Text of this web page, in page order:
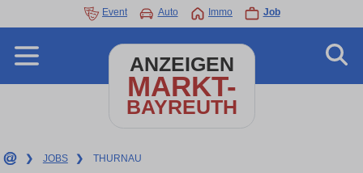
Event Auto Immo Job
ANZEIGEN
MARKT-
BAYREUTH
❯ JOBS ❯ THURNAU